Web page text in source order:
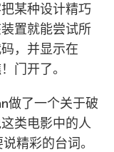
某种设计精巧
置就能尝试所
，并显示在
门开了。
做了一个关于破
类电影中的人
精彩的台词。